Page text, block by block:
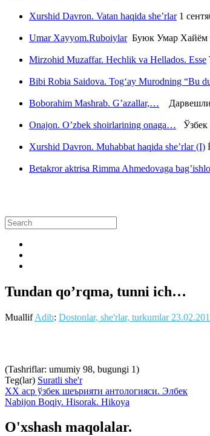
Xurshid Davron. Vatan haqida she’rlar1
Umar Xayyom.RuboiylarБуюк Умар Хайём
Mirzohid Muzaffar. Hechlik va Hellados. Esse
Bibi Robia Saidova. Tog‘ay Murodning “Bu
Boborahim Mashrab. G’azallar,…
Onajon. O’zbek shoirlarining onaga… Ўзбек
Xurshid Davron. Muhabbat haqida she’rlar (I)
Betakror aktrisa Rimma Ahmedovaga
Tundan qo’rqma, tunni ich…
MuallifAdib: Dostonlar, she'rlar, turkumlar
(Tashriflar: umumiy 98, bugungi 1)
Teg(lar) Suratli she'r
ХХ аср ўзбек шеърияти антологияси. Элбек
Nabijon Boqiy. Hisorak. Hikoya
O'xshash maqolalar.